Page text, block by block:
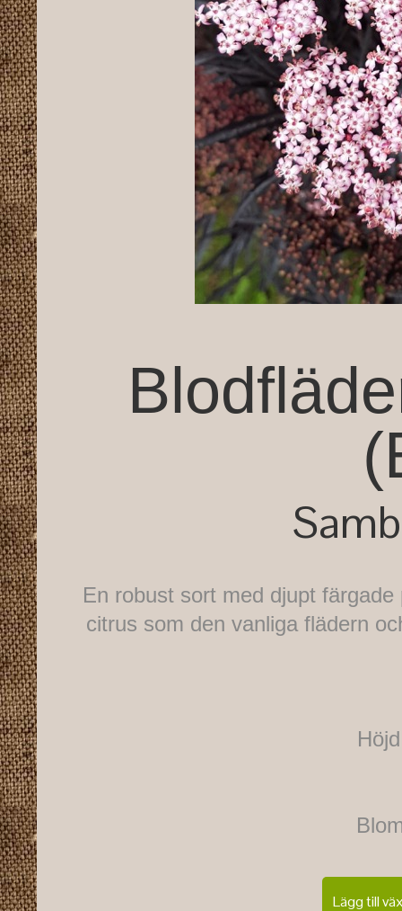
En robust sort med djupt
citrus som den vanliga flädern
Lägg till